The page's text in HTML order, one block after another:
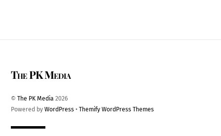
The PK Media
©The PK Media 2026
Powered byWordPress •Themify WordPress Themes